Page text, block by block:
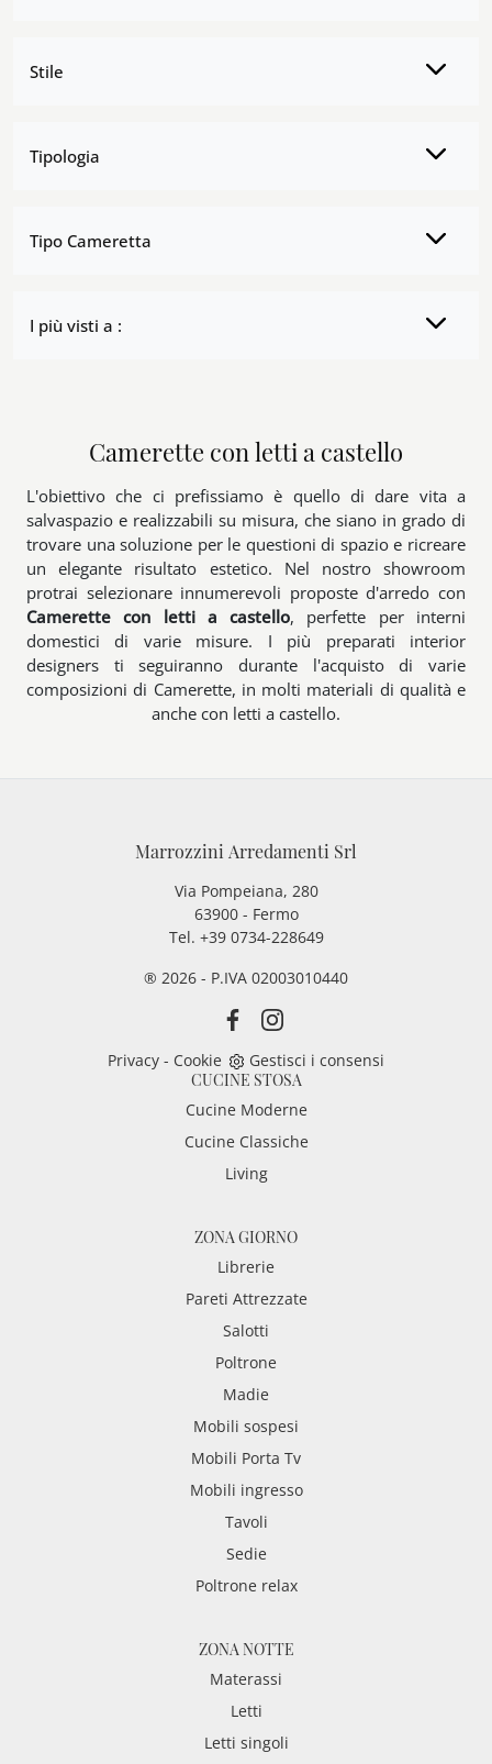
Stile
Tipologia
Tipo Cameretta
I più visti a :
Camerette con letti a castello
L'obiettivo che ci prefissiamo è quello di dare vita a
salvaspazio e realizzabili su misura, che siano in grado di
trovare una soluzione per le questioni di spazio e ricreare
un elegante risultato estetico. Nel nostro showroom
protrai selezionare innumerevoli proposte d'arredo con
Camerette con letti a castello, perfette per interni
domestici di varie misure. I più preparati interior
designers ti seguiranno durante l'acquisto di varie
composizioni di Camerette, in molti materiali di qualità e
anche con letti a castello.
Marrozzini Arredamenti Srl
Via Pompeiana, 280
63900 - Fermo
Tel. +39 0734-228649
® 2026 - P.IVA 02003010440
Privacy - Cookie
Gestisci i consensi
CUCINE STOSA
Cucine Moderne
Cucine Classiche
Living
ZONA GIORNO
Librerie
Pareti Attrezzate
Salotti
Poltrone
Madie
Mobili sospesi
Mobili Porta Tv
Mobili ingresso
Tavoli
Sedie
Poltrone relax
ZONA NOTTE
Materassi
Letti
Letti singoli